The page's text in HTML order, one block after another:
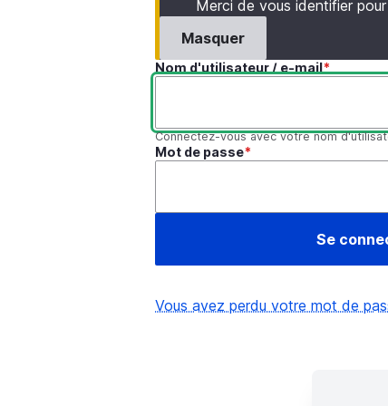
Merci de vous identifier
Masquer
Nom d'utilisateur / e-mail
Connectez-vous avec votre nom
Mot de passe
Vous avez perdu votre mot de